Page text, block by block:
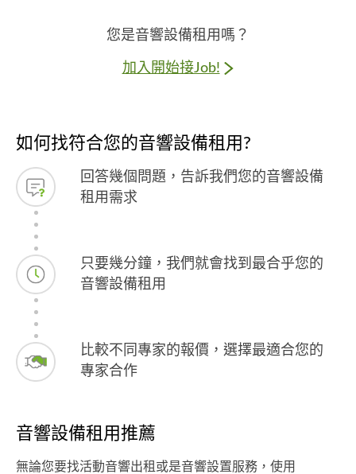
您是音響設備租用嗎？
加入開始接Job!
如何找符合您的音響設備租用?
回答幾個問題，告訴我們您的音響設備
租用需求
只要幾分鐘，我們就會找到最合乎您的
音響設備租用
比較不同專家的報價，選擇最適合您的
專家合作
音響設備租用推薦
無論您要找活動音響出租或是音響設置服務，使用